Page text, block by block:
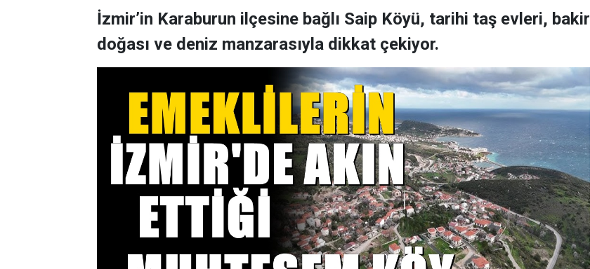
İzmir’in Karaburun ilçesine bağlı Saip Köyü, tarihi taş evleri, bakir
doğası ve deniz manzarasıyla dikkat çekiyor.